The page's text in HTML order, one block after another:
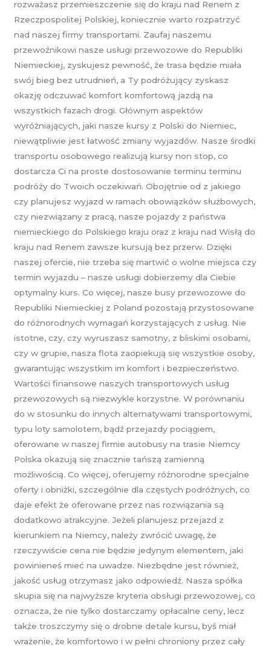
rozważasz przemieszczenie się do kraju nad Renem z
Rzeczpospolitej Polskiej, koniecznie warto rozpatrzyć
nad naszej firmy transportami. Zaufaj naszemu
przewoźnikowi nasze usługi przewozowe do Republiki
Niemieckiej, zyskujesz pewność, że trasa będzie miała
swój bieg bez utrudnień, a Ty podróżujący zyskasz
okazję odczuwać komfort komfortową jazdą na
wszystkich fazach drogi. Głównym aspektów
wyróżniających, jaki nasze kursy z Polski do Niemiec,
niewątpliwie jest łatwość zmiany wyjazdów. Nasze środki
transportu osobowego realizują kursy non stop, co
dostarcza Ci na proste dostosowanie terminu terminu
podróży do Twoich oczekiwań. Obojętnie od z jakiego
czy planujesz wyjazd w ramach obowiązków służbowych,
czy niezwiązany z pracą, nasze pojazdy z państwa
niemieckiego do Polskiego kraju oraz z kraju nad Wisłą do
kraju nad Renem zawsze kursują bez przerw. Dzięki
naszej ofercie, nie trzeba się martwić o wolne miejsca czy
termin wyjazdu – nasze usługi dobierzemy dla Ciebie
optymalny kurs. Co więcej, nasze busy przewozowe do
Republiki Niemieckiej z Poland pozostają przystosowane
do różnorodnych wymagań korzystających z usług. Nie
istotne, czy, czy wyruszasz samotny, z bliskimi osobami,
czy w grupie, nasza flota zaopiekują się wszystkie osoby,
gwarantując wszystkim im komfort i bezpieczeństwo.
Wartości finansowe naszych transportowych usług
przewozowych są niezwykle korzystne. W porównaniu
do w stosunku do innych alternatywami transportowymi,
typu loty samolotem, bądź przejazdy pociągiem,
oferowane w naszej firmie autobusy na trasie Niemcy
Polska okazują się znacznie tańszą zamienną
możliwością. Co więcej, oferujemy różnorodne specjalne
oferty i obniżki, szczególnie dla częstych podróżnych, co
daje efekt że oferowane przez nas rozwiązania są
dodatkowo atrakcyjne. Jeżeli planujesz przejazd z
kierunkiem na Niemcy, należy zwrócić uwagę, że
rzeczywiście cena nie będzie jedynym elementem, jaki
powinieneś mieć na uwadze. Niezbędne jest również,
jakość usług otrzymasz jako odpowiedź. Nasza spółka
skupia się na najwyższe kryteria obsługi przewozowej, co
oznacza, że nie tylko dostarczamy opłacalne ceny, lecz
także troszczymy się o drobne detale kursu, byś miał
wrażenie, że komfortowo i w pełni chroniony przez cały